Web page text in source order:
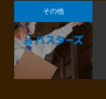
その他